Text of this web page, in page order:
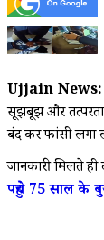
Ujjain News:
सूझबूझ और
बंद कर फांसी लगा
जानकारी मिलते
पहुंचे 75 साल के